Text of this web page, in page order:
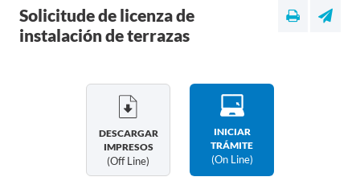
Solicitude de licenza de
instalación de terrazas
DESCARGAR
IMPRESOS
(off Line)
INICIAR
TRÁMITE
(on Line)